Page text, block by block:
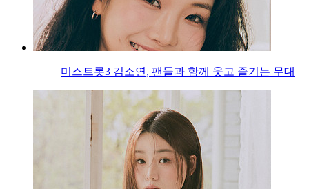
미스트롯3 김소연, 팬들과 함께 웃고 즐기는 무대